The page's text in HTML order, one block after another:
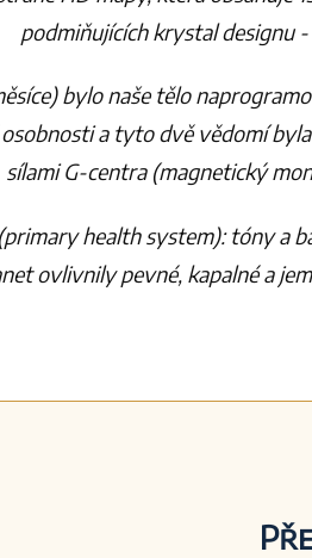
podmiňujících krystal designu -
bylo naše tělo
a tyto dvě vědomí
sílami G-centra (magnetický
health system): tóny a
ovlivnily pevné, kapalné a